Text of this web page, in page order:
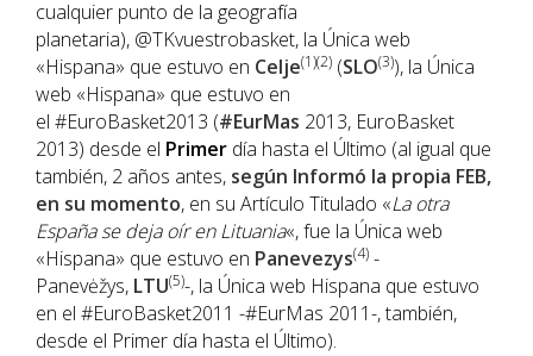
cualquier punto de la geografía
planetaria), @TKvuestrobasket, la Única web
«Hispana» que estuvo en Celje(1)(2) (SLO(3)), la Única
web «Hispana» que estuvo en
el #EuroBasket2013 (#EurMas 2013, EuroBasket
2013) desde el Primer día hasta el Último (al igual que
también, 2 años antes, según Informó la propia FEB,
en su momento, en su Artículo Titulado «La otra
España se deja oír en Lituania«, fue la Única web
«Hispana» que estuvo en Panevezys(4) -
Panevėžys, LTU(5)-, la Única web Hispana que estuvo
en el #EuroBasket2011 -#EurMas 2011-, también,
desde el Primer día hasta el Último).